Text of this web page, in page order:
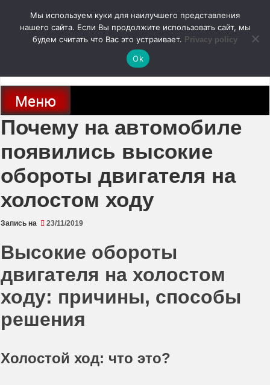
содержимому
autodoc24.ru
Новости про современные автомобили и не только, новинки зарубежного
и отечественного автопрома
Меню
Почему на автомобиле
появились высокие
обороты двигателя на
холостом ходу
Запись на 23/11/2019
Высокие обороты
двигателя на холостом
ходу: причины, способы
решения
Холостой ход: что это?
Мы используем куки для наилучшего представления
нашего сайта. Если Вы продолжите использовать сайт, мы
будем считать что Вас это устраивает. Privacy policy
Ok